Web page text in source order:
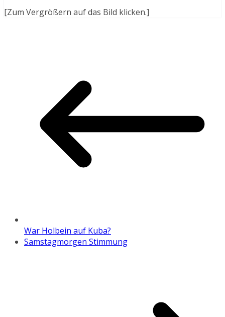
[Zum Vergrößern auf das Bild klicken.]
War Holbein auf Kuba?
Samstagmorgen Stimmung